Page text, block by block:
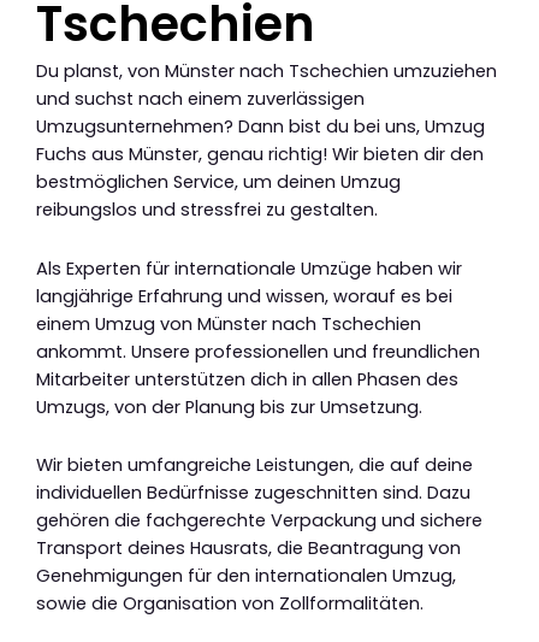
Tschechien
Du planst, von Münster nach Tschechien umzuziehen
und suchst nach einem zuverlässigen
Umzugsunternehmen? Dann bist du bei uns, Umzug
Fuchs aus Münster, genau richtig! Wir bieten dir den
bestmöglichen Service, um deinen Umzug
reibungslos und stressfrei zu gestalten.
Als Experten für internationale Umzüge haben wir
langjährige Erfahrung und wissen, worauf es bei
einem Umzug von Münster nach Tschechien
ankommt. Unsere professionellen und freundlichen
Mitarbeiter unterstützen dich in allen Phasen des
Umzugs, von der Planung bis zur Umsetzung.
Wir bieten umfangreiche Leistungen, die auf deine
individuellen Bedürfnisse zugeschnitten sind. Dazu
gehören die fachgerechte Verpackung und sichere
Transport deines Hausrats, die Beantragung von
Genehmigungen für den internationalen Umzug,
sowie die Organisation von Zollformalitäten.